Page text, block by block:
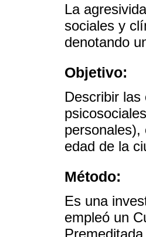
La
sociales y
denotando
Objetivo:
Describir
edad de la
Método:
Es una
empleó un